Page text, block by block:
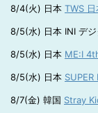
8/4(火) 日本 TWS 日
8/5(水) 日本 INI デジ
8/5(水) 日本 ME:I
8/5(水) 日本 SUPER
8/7(金) 韓国 Stray